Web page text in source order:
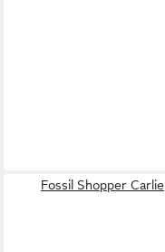
Fossil Shopper Carlie